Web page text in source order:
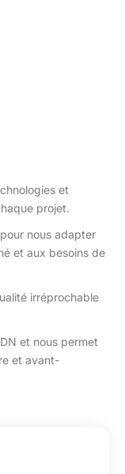
et
projet.
nous adapter
et aux besoins de
irréprochable
et nous permet
et avant-